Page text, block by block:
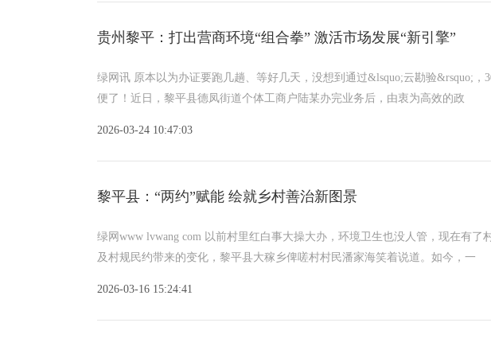
贵州黎平：打出营商环境“组合拳” 激活市场发展“新引擎”
绿网讯 原本以为办证要跑几趟、等好几天，没想到通过&lsquo;云勘验&rsquo;
便了！近日，黎平县德凤街道个体工商户陆某办完业务后，由衷为高效的政
2026-03-24 10:47:03
黎平县：“两约”赋能 绘就乡村善治新图景
绿网www lvwang com 以前村里红白事大操大办，环境卫生也没人管，现在有
及村规民约带来的变化，黎平县大稼乡俾嗟村村民潘家海笑着说道。如今，一
2026-03-16 15:24:41